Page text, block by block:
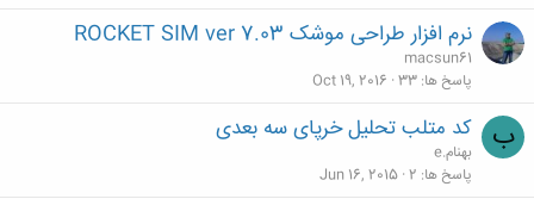
نرم افزار طراحی موشک ROCKET SIM ver 7.03
macsun61
پاسخ ها 33
Oct 19, 2016
ب کد متلب تحلیل خرپای سه بعدی
بهنام.e
پاسخ ها 2
Jun 16, 2015